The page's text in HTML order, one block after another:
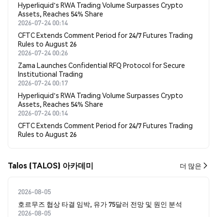
Hyperliquid's RWA Trading Volume Surpasses Crypto
Assets, Reaches 54% Share
2026-07-24 00:14
CFTC Extends Comment Period for 24/7 Futures Trading
Rules to August 26
2026-07-24 00:26
Zama Launches Confidential RFQ Protocol for Secure
Institutional Trading
2026-07-24 00:17
Hyperliquid's RWA Trading Volume Surpasses Crypto
Assets, Reaches 54% Share
2026-07-24 00:14
CFTC Extends Comment Period for 24/7 Futures Trading
Rules to August 26
Talos (TALOS) 아카데미 더 많은
2026-08-05
호르무즈 협상 타결 임박, 유가 75달러 전망 및 원인 분석
2026-08-05